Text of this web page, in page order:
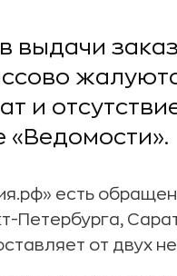
выдачи
и
«Ведомости».
есть
Петербурга,
от двух